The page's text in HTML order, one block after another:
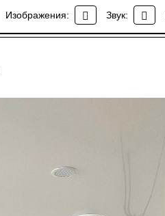
Изображения: Звук:
Новости